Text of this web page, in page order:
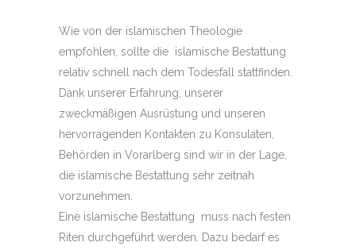
Wie von der islamischen Theologie
empfohlen, sollte die islamische Bestattung
relativ schnell nach dem Todesfall stattfinden.
Dank unserer Erfahrung, unserer
zweckmäßigen Ausrüstung und unseren
hervorragenden Kontakten zu Konsulaten,
Behörden in Vorarlberg sind wir in der Lage,
die islamische Bestattung sehr zeitnah
vorzunehmen.
Eine islamische Bestattung muss nach festen
Riten durchgeführt werden. Dazu bedarf es